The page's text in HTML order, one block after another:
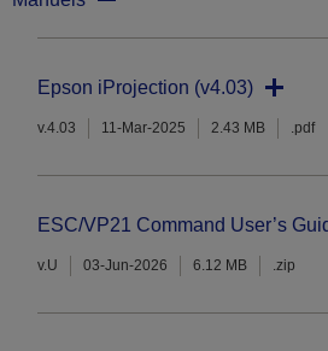
Epson iProjection (v4.03)
v.4.03 11-Mar-2025 2.43 MB .pdf
ESC/VP21 Command User’s
v.U 03-Jun-2026 6.12 MB .zip